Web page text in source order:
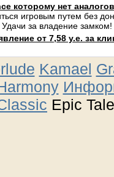
которому нет
игровым путем без
за владение замком!
от 7,58 у.е. за
Kamael
Epic